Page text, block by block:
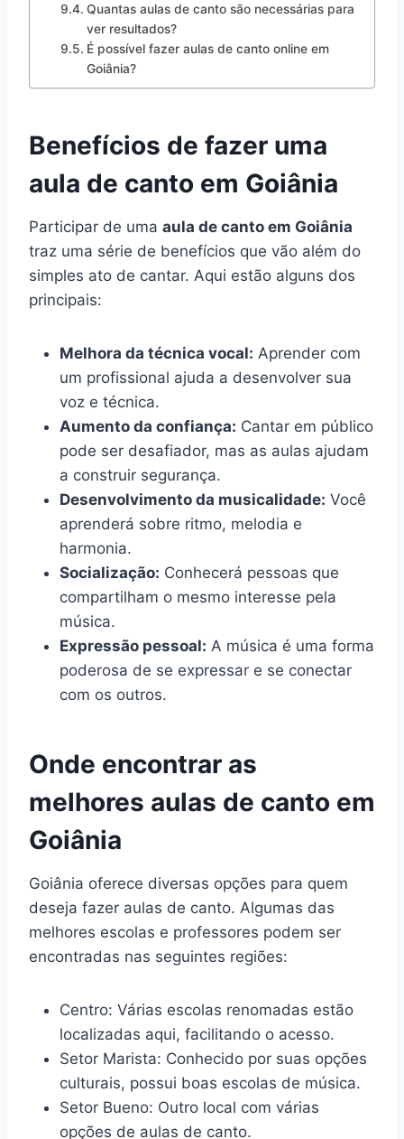
Quantas aulas de canto são necessárias para
ver resultados?
É possível fazer aulas de canto online em
Goiânia?
Benefícios de fazer uma
aula de canto em Goiânia
Participar de uma aula de canto em Goiânia
traz uma série de benefícios que vão além do
simples ato de cantar. Aqui estão alguns dos
principais:
Melhora da técnica vocal: Aprender com
um profissional ajuda a desenvolver sua
voz e técnica.
Aumento da confiança: Cantar em público
pode ser desafiador, mas as aulas ajudam
a construir segurança.
Desenvolvimento da musicalidade: Você
aprenderá sobre ritmo, melodia e
harmonia.
Socialização: Conhecerá pessoas que
compartilham o mesmo interesse pela
música.
Expressão pessoal: A música é uma forma
poderosa de se expressar e se conectar
com os outros.
Onde encontrar as
melhores aulas de canto em
Goiânia
Goiânia oferece diversas opções para quem
deseja fazer aulas de canto. Algumas das
melhores escolas e professores podem ser
encontradas nas seguintes regiões:
Centro: Várias escolas renomadas estão
localizadas aqui, facilitando o acesso.
Setor Marista: Conhecido por suas opções
culturais, possui boas escolas de música.
Setor Bueno: Outro local com várias
opções de aulas de canto.